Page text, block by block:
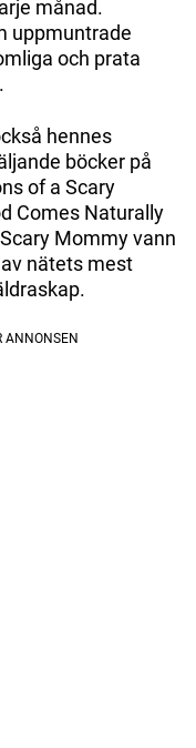
månad.
uppmuntrade
och prata
hennes
böcker på
of a Scary
Comes Naturally
Mommy vann
nätets mest